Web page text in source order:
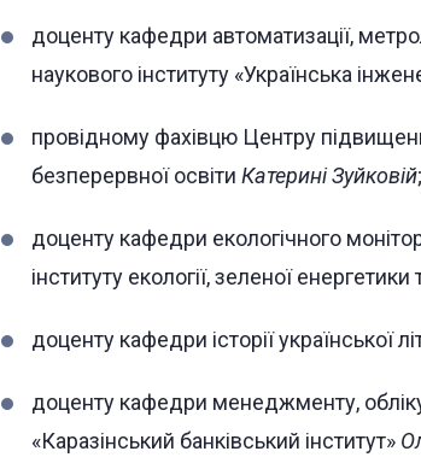
доценту кафедри автоматизації,
наукового інституту «Українська
провідному фахівцю Центру
безперервної освіти Катерині Зуйковій;
доценту кафедри екологічного
інституту екології, зеленої
доценту кафедри історії української
доценту кафедри менеджменту, обліку
«Каразінський банківський інститут»